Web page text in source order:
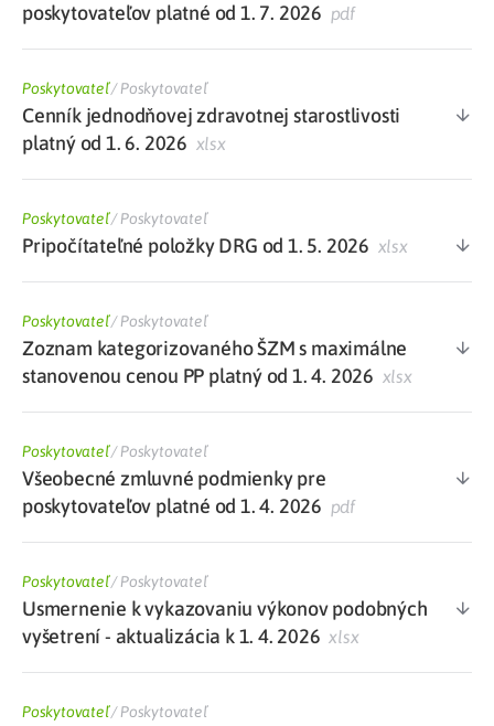
poskytovateľov platné od 1. 7. 2026 pdf
Poskytovateľ/Poskytovateľ
Cenník jednodňovej zdravotnej starostlivosti
platný od 1. 6. 2026 xlsx
Poskytovateľ/Poskytovateľ
Pripočítateľné položky DRG od 1. 5. 2026 xlsx
Poskytovateľ/Poskytovateľ
Zoznam kategorizovaného ŠZM s maximálne
stanovenou cenou PP platný od 1. 4. 2026 xlsx
Poskytovateľ/Poskytovateľ
Všeobecné zmluvné podmienky pre
poskytovateľov platné od 1. 4. 2026 pdf
Poskytovateľ/Poskytovateľ
Usmernenie k vykazovaniu výkonov podobných
vyšetrení - aktualizácia k 1. 4. 2026 xlsx
Poskytovateľ/Poskytovateľ